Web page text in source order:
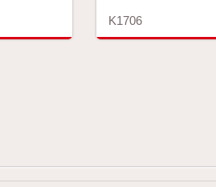
K1706